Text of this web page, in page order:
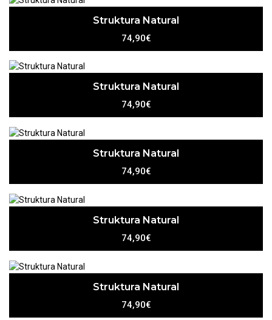
Struktura Natural
74,90€
Struktura Natural
74,90€
Struktura Natural
74,90€
Struktura Natural
74,90€
Struktura Natural
74,90€